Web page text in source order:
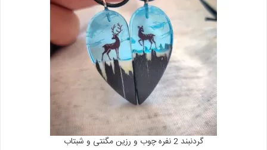
گردنبند 2 نفره چوب و رزین مگنتی و شبتاب